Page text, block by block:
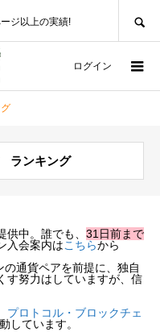
ジ以上の実績!
ログイン
ンキング
中。誰でも、 31日前まで
入会案内はこちらから
通貨ペアを前提に、独自
す努力はしていますが、信
プロトコル・ブロックチェ
しています。